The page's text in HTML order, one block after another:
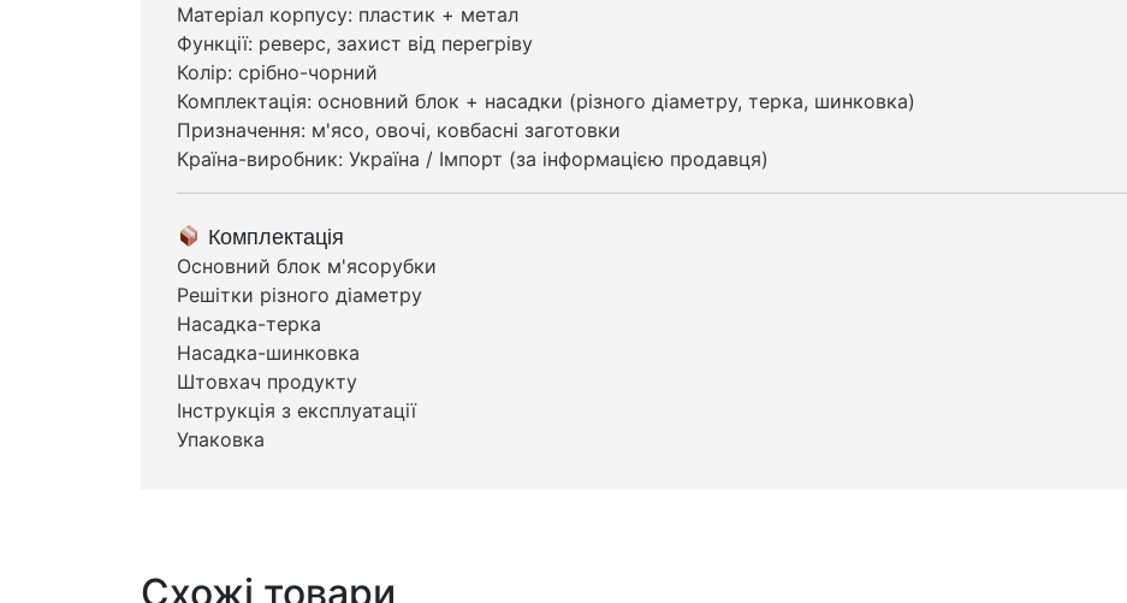
Матеріал корпусу: пластик + метал
Функції: реверс, захист від перегріву
Колір: срібно-чорний
Комплектація: основний блок + насадки (різного діаметру, терка, шинковка)
Призначення: м'ясо, овочі, ковбасні заготовки
Країна-виробник: Україна / Імпорт (за інформацією продавця)
Комплектація
Основний блок м'ясорубки
Решітки різного діаметру
Насадка-терка
Насадка-шинковка
Штовхач продукту
Інструкція з експлуатації
Упаковка
Схожі товари